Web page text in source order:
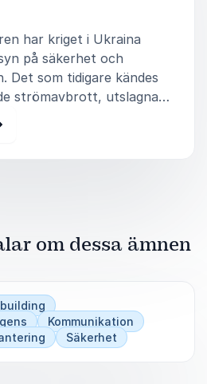
har kriget i Ukraina
på säkerhet och
Det som tidigare kändes
strömavbrott, utslagna
och brutna
konkret verklighet för
om dessa ämnen
Kommunikation
Säkerhet